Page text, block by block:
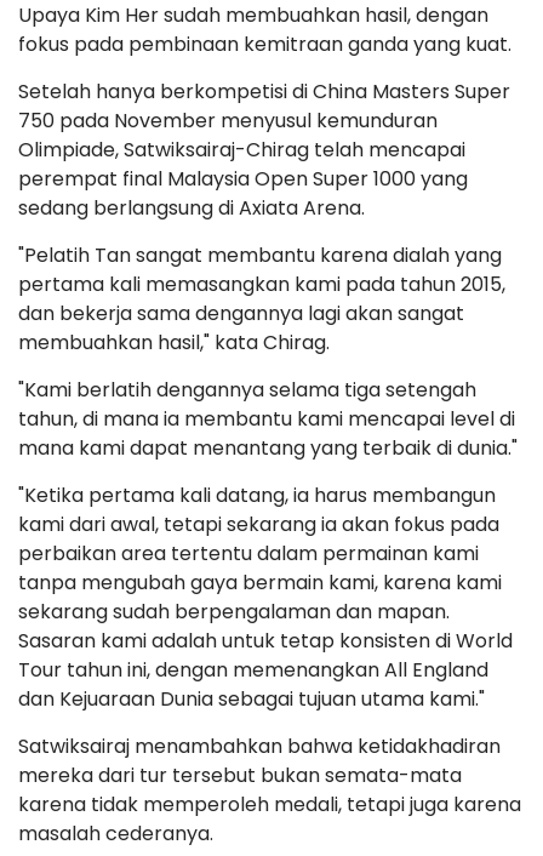
Upaya Kim Her sudah membuahkan hasil, dengan
fokus pada pembinaan kemitraan ganda yang kuat.
Setelah hanya berkompetisi di China Masters Super
750 pada November menyusul kemunduran
Olimpiade, Satwiksairaj-Chirag telah mencapai
perempat final Malaysia Open Super 1000 yang
sedang berlangsung di Axiata Arena.
"Pelatih Tan sangat membantu karena dialah yang
pertama kali memasangkan kami pada tahun 2015,
dan bekerja sama dengannya lagi akan sangat
membuahkan hasil," kata Chirag.
"Kami berlatih dengannya selama tiga setengah
tahun, di mana ia membantu kami mencapai level di
mana kami dapat menantang yang terbaik di dunia."
"Ketika pertama kali datang, ia harus membangun
kami dari awal, tetapi sekarang ia akan fokus pada
perbaikan area tertentu dalam permainan kami
tanpa mengubah gaya bermain kami, karena kami
sekarang sudah berpengalaman dan mapan.
Sasaran kami adalah untuk tetap konsisten di World
Tour tahun ini, dengan memenangkan All England
dan Kejuaraan Dunia sebagai tujuan utama kami."
Satwiksairaj menambahkan bahwa ketidakhadiran
mereka dari tur tersebut bukan semata-mata
karena tidak memperoleh medali, tetapi juga karena
masalah cederanya.